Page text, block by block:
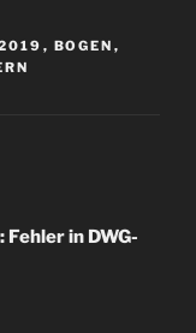
, BOGEN ,
in DWG-